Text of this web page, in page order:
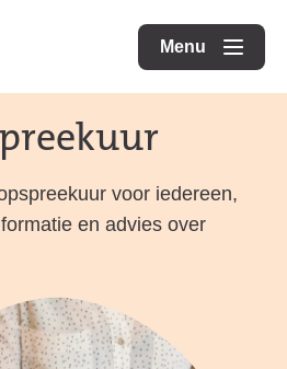
Menu
openen
voor iedereen,
en advies over